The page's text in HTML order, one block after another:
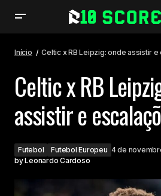
Início Celtic x RB Leipzig: onde assistir
Celtic x RB
assistir e
Futebol Futebol Europeu 4 de
byLeonardo Cardoso